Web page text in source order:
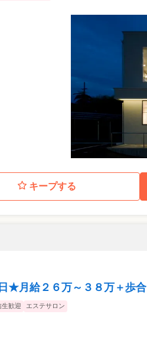
キープする
★月給２６万～３８万＋歩合
生歓迎 エステサロン